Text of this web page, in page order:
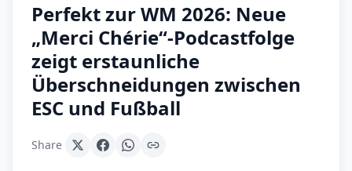
Perfekt zur WM 2026: Neue
„Merci Chérie“-Podcastfolge
zeigt erstaunliche
Überschneidungen zwischen
ESC und Fußball
Share